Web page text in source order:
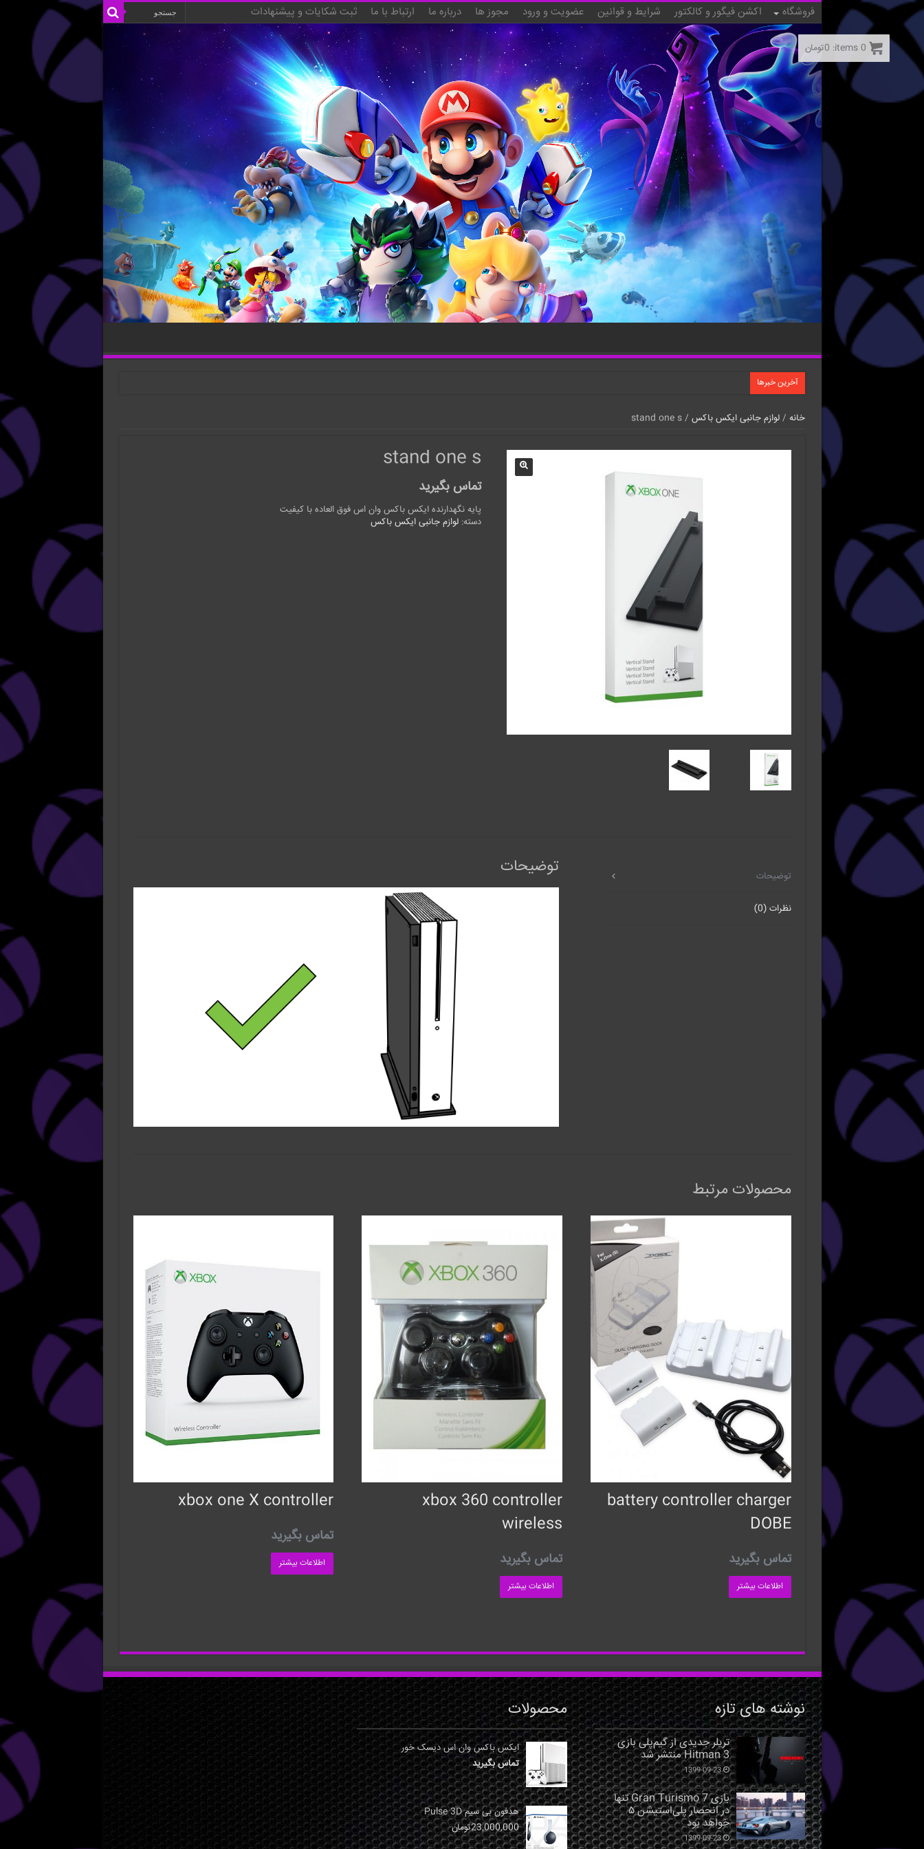
فروشگاه اکشن فیگور و کالکتور شرایط و قوانین عضویت و ورود مجوز ها درباره ما ارتباط با ما ثبت شکایات و پیشنهادات
آخرین خبرها
خانه /لوازم جانبی ایکس باکس / stand one s
stand one s
تماس بگیرید
پایه نگهدارنده ایکس باکس وان اس فوق العاده با کیفیت
دسته: لوازم جانبی ایکس باکس
توضیحات
نظرات (0)
توضیحات
محصولات مرتبط
battery controller charger
DOBE
تماس بگیرید
اطلاعات بیشتر
xbox 360 controller
wireless
تماس بگیرید
اطلاعات بیشتر
xbox one X controller
تماس بگیرید
اطلاعات بیشتر
نوشته های تازه
تریلر جدیدی از گیم‌پلی بازی
Hitman 3 منتشر شد
1399-09-23
بازی Gran Turismo 7 تنها
در انحصار پلی‌استیشن ۵
خواهد بود
1399-09-23
محصولات
ایکس باکس وان اس دیسک خور
تماس بگیرید
هدفون بی سیم Pulse 3D
23,000,000تومان
0
items:
0تومان